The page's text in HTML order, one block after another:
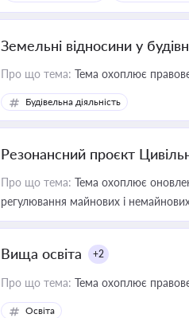
Земельні відносини у
Про що тема: Тема охоплює
Будівельна діяльність
Резонансний проєкт
Про що тема: Тема охоплює
регулювання майнових і
Вища освіта +2
Про що тема: Тема охоплює правове
Освіта